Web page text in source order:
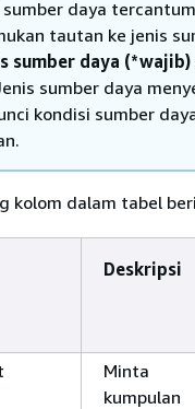
sumber daya
tautan ke jenis
sumber daya (*wajib)
sumber daya
kondisi sumber
kolom dalam tabel
Deskripsi
Minta
kumpulan